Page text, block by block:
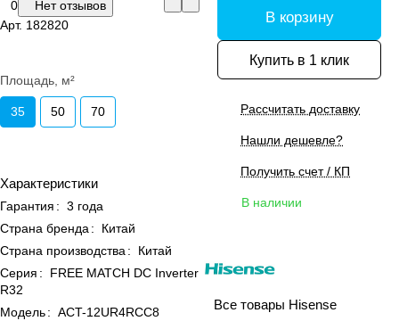
0
Нет отзывов
Арт. 182820
Площадь, м²
35 50 70
Характеристики
Гарантия : 3 года
Страна бренда :
Китай
Страна производства :
Китай
Серия :
FREE MATCH DC Inverter
R32
Модель: ACT-12UR4RCC8
В корзину
Купить в 1 клик
Рассчитать доставку
Нашли дешевле?
Получить счет / КП
В наличии
Все товары Hisense